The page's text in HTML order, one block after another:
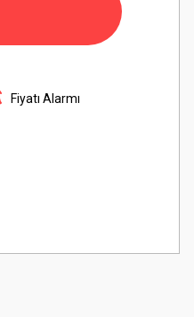
Fiyatı Alarmı